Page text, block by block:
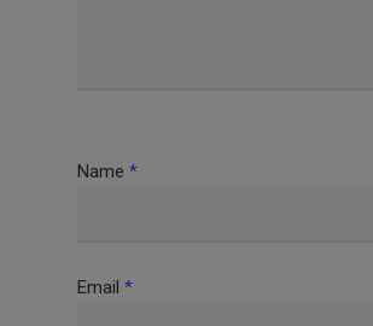
Name *
Email *